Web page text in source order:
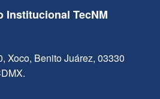
Institucional TecNM
Xoco, Benito Juárez, 03330